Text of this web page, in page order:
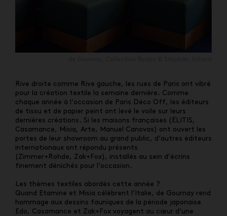
Rive droite comme Rive gauche, les rues de Paris ont vibré
pour la création textile la semaine dernière. Comme
chaque année à l’occasion de Paris Déco Off, les éditeurs
de tissu et de papier peint ont levé le voile sur leurs
dernières créations. Si les maisons françaises (ÉLITIS,
Casamance, Misia, Arte, Manuel Canovas) ont ouvert les
portes de leur showroom au grand public, d’autres éditeurs
internationaux ont répondu présents
(Zimmer+Rohde, Zak+Fox), installés au sein d’écrins
finement dénichés pour l’occasion.
Les thèmes textiles abordés cette année ?
Quand Etamine et Misia célèbrent l’Italie, de Gournay rend
hommage aux dessins fauniques de la période japonaise
Edo, Casamance et Zak+Fox voyagent au cœur d’une